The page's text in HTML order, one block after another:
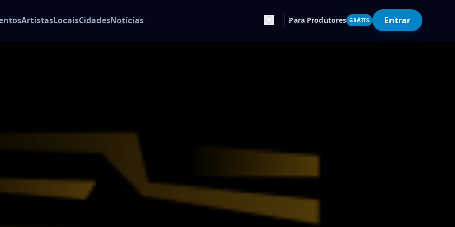
ArtistasLocaisCidadesNotícias Para Produtores GRÁTIS Entrar